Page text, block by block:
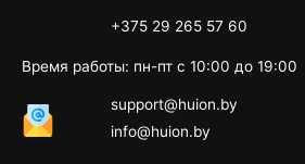
+375 29 265 57 60
Время работы: пн-пт с 10:00 до 19:00
support@huion.by
info@huion.by